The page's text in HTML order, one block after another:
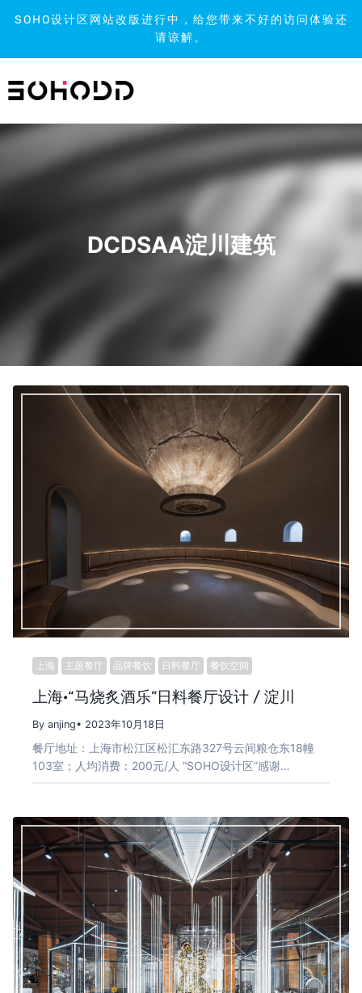
SOHO设计区网站改版进行中，给您带来不好的访问体验还
请谅解。
到
容
DCDSAA淀川建筑
上海 主题餐厅 品牌餐饮 日料餐厅 餐饮空间
上海·“马烧炙酒乐”日料餐厅设计 / 淀川
By anjing• 2023年10月18日
餐厅地址：上海市松江区松汇东路327号云间粮仓东18幢
103室；人均消费：200元/人 “SOHO设计区”感谢…